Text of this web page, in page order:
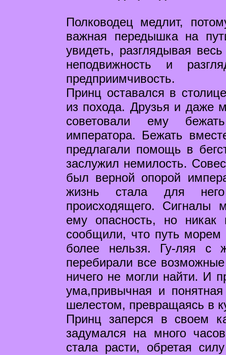
Полководец медлит,
важная передышка на
увидеть, разглядывая
неподвижность и
предприимчивость.
Принц оставался в
из похода. Друзья и даже
советовали ему
императора. Бежать
предлагали помощь в
заслужил немилость.
был верной опорой
жизнь стала для
происходящего. Сигналы
ему опасность, но
сообщили, что путь морем
более нельзя. Гу-ляя с
перебирали все
ничего не могли найти. И
ума,привычная и
шелестом, превращаясь в
Принц заперся в своем
задумался на много
стала расти, обретая